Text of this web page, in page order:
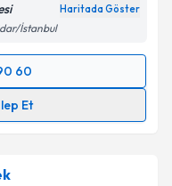
Haritada Göster
İstanbul
60
Et
ile bilgilendireceğiz.